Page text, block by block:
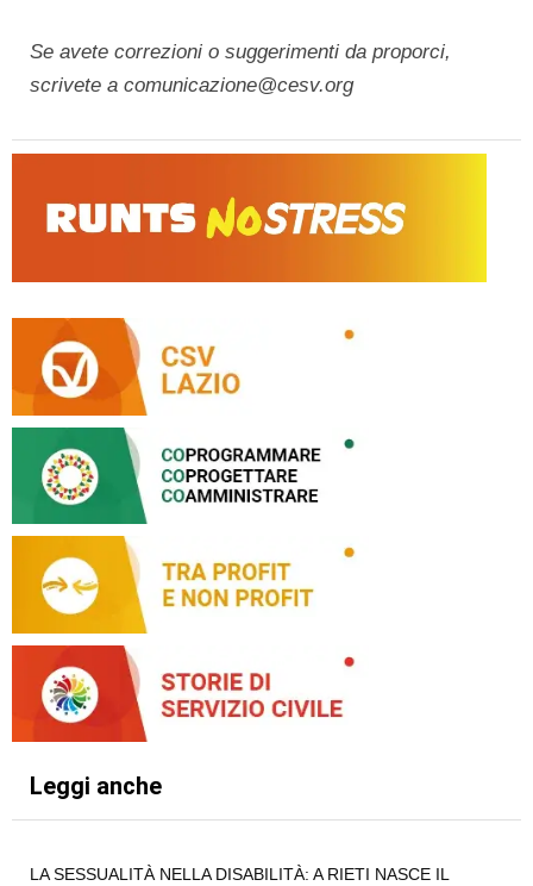
Se avete correzioni o suggerimenti da proporci,
scrivete a comunicazione@cesv.org
Leggi anche
LA SESSUALITÀ NELLA DISABILITÀ: A RIETI NASCE IL